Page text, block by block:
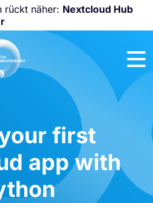
rückt näher: Nextcloud Hub
Nicht
verpassen:
Nextcloud
Community
Conference
2026!
first
app with